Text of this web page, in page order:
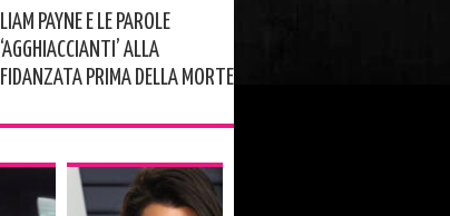
LIAM PAYNE E LE PAROLE
‘AGGHIACCIANTI’ ALLA
FIDANZATA PRIMA DELLA MORTE